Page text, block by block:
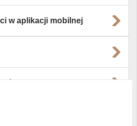
w aplikacji mobilnej